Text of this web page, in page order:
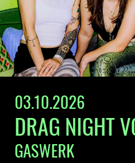
03.10.2026
DRAG NIGHT
GASWERK